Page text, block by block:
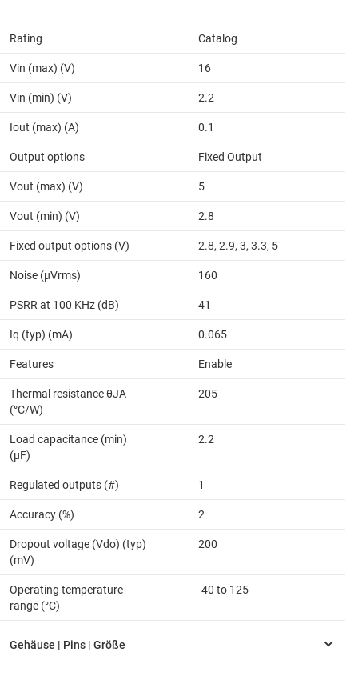
Rating Catalog
Vin (max) (V) 16
Vin (min) (V) 2.2
Iout (max) (A) 0.1
Output options Fixed Output
Vout (max) (V) 5
Vout (min) (V) 2.8
Fixed output options (V) 2.8, 2.9, 3, 3.3, 5
Noise (µVrms) 160
PSRR at 100 KHz (dB) 41
Iq (typ) (mA) 0.065
Features Enable
Thermal resistance θJA
(°C/W)
205
Load capacitance (min)
(µF)
2.2
Regulated outputs (#) 1
Accuracy (%) 2
Dropout voltage (Vdo) (typ)
(mV)
200
Operating temperature
range (°C)
-40 to 125